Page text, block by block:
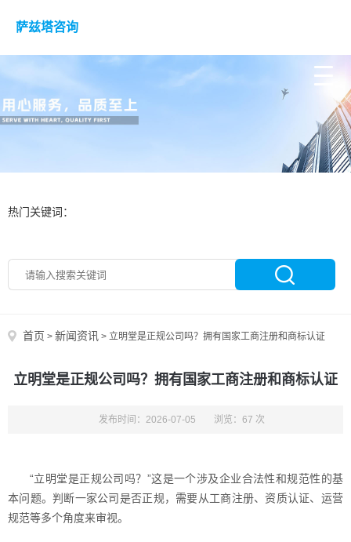
萨兹塔咨询
热门关键词：
首页 > 新闻资讯 > 立明堂是正规公司吗？拥有国家工商注册和商标认证
立明堂是正规公司吗？拥有国家工商注册和商标认证
发布时间：2026-07-05 浏览：67 次
“立明堂是正规公司吗？”这是一个涉及企业合法性和规范性的基
本问题。判断一家公司是否正规，需要从工商注册、资质认证、运营
规范等多个角度来审视。